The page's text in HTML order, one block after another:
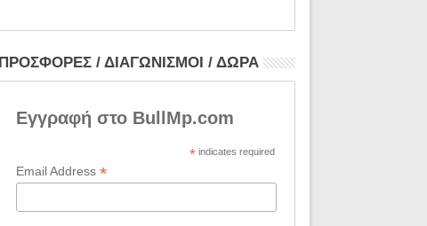
ΠΡΟΣΦΟΡΕΣ / ΔΙΑΓΩΝΙΣΜΟΙ / ΔΩΡΑ
Εγγραφή στο BullMp.com
* indicates required
Email Address*